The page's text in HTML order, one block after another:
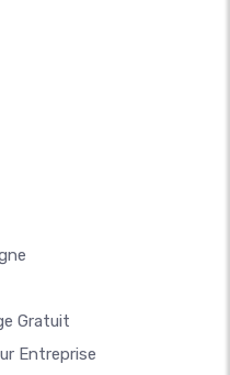
Gratuit
Entreprise